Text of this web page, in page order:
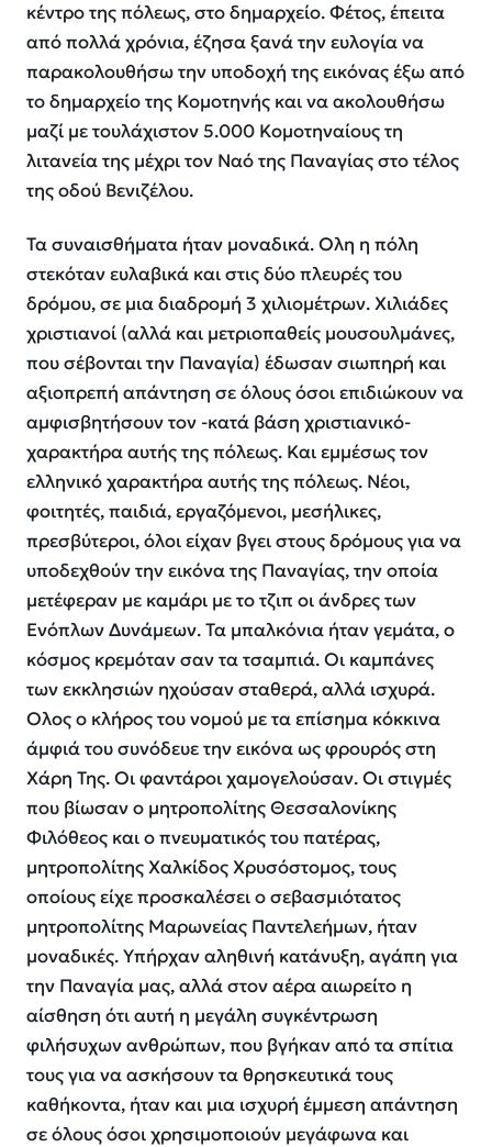
κέντρο της πόλεως, στο δημαρχείο. Φέτος, έπειτα
από πολλά χρόνια, έζησα ξανά την ευλογία να
παρακολουθήσω την υποδοχή της εικόνας έξω από
το δημαρχείο της Κομοτηνής και να ακολουθήσω
μαζί με τουλάχιστον 5.000 Κομοτηναίους τη
λιτανεία της μέχρι τον Ναό της Παναγίας στο τέλος
της οδού Βενιζέλου.
Τα συναισθήματα ήταν μοναδικά. Ολη η πόλη
στεκόταν ευλαβικά και στις δύο πλευρές του
δρόμου, σε μια διαδρομή 3 χιλιομέτρων. Χιλιάδες
χριστιανοί (αλλά και μετριοπαθείς μουσουλμάνες,
που σέβονται την Παναγία) έδωσαν σιωπηρή και
αξιοπρεπή απάντηση σε όλους όσοι επιδιώκουν να
αμφισβητήσουν τον -κατά βάση χριστιανικό-
χαρακτήρα αυτής της πόλεως. Και εμμέσως τον
ελληνικό χαρακτήρα αυτής της πόλεως. Νέοι,
φοιτητές, παιδιά, εργαζόμενοι, μεσήλικες,
πρεσβύτεροι, όλοι είχαν βγει στους δρόμους για να
υποδεχθούν την εικόνα της Παναγίας, την οποία
μετέφεραν με καμάρι με το τζιπ οι άνδρες των
Ενόπλων Δυνάμεων. Τα μπαλκόνια ήταν γεμάτα, ο
κόσμος κρεμόταν σαν τα τσαμπιά. Οι καμπάνες
των εκκλησιών ηχούσαν σταθερά, αλλά ισχυρά.
Ολος ο κλήρος του νομού με τα επίσημα κόκκινα
άμφιά του συνόδευε την εικόνα ως φρουρός στη
Χάρη Της. Οι φαντάροι χαμογελούσαν. Οι στιγμές
που βίωσαν ο μητροπολίτης Θεσσαλονίκης
Φιλόθεος και ο πνευματικός του πατέρας,
μητροπολίτης Χαλκίδος Χρυσόστομος, τους
οποίους είχε προσκαλέσει ο σεβασμιότατος
μητροπολίτης Μαρωνείας Παντελεήμων, ήταν
μοναδικές. Υπήρχαν αληθινή κατάνυξη, αγάπη για
την Παναγία μας, αλλά στον αέρα αιωρείτο η
αίσθηση ότι αυτή η μεγάλη συγκέντρωση
φιλήσυχων ανθρώπων, που βγήκαν από τα σπίτια
τους για να ασκήσουν τα θρησκευτικά τους
καθήκοντα, ήταν και μια ισχυρή έμμεση απάντηση
σε όλους όσοι χρησιμοποιούν μεγάφωνα και